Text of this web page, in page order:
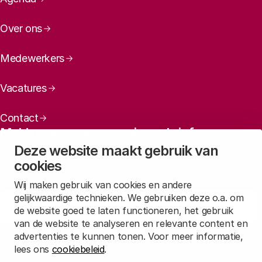
Deze website maakt gebruik van
cookies
Wij maken gebruik van cookies en andere
gelijkwaardige technieken. We gebruiken deze o.a. om
de website goed te laten functioneren, het gebruik
van de website te analyseren en relevante content en
advertenties te kunnen tonen. Voor meer informatie,
lees ons cookiebeleid.
Over ons
Medewerkers
Vacatures
Contact
Meld u aan voor onze nieuwsbrief
Maandelijks een overzicht ontvangen van ons laatste
nieuws? Laat dan uw mailadres achter.
Aanmelden
Lees inonze privacyverklaringhoe wij deze gegevens verwerken.